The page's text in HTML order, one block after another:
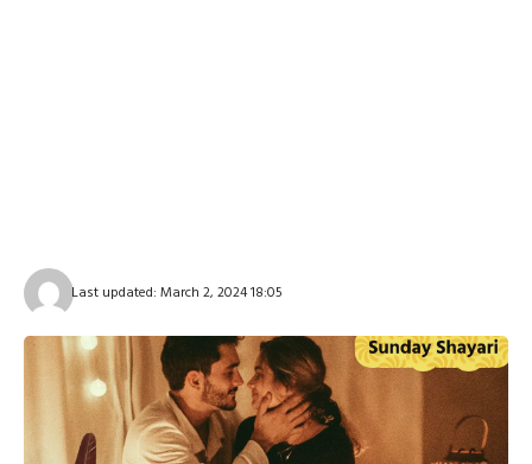
Last updated: March 2, 2024 18:05